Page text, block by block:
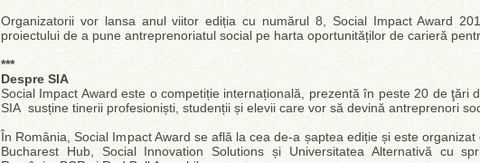
Organizatorii vor lansa anul viitor ediția cu numărul 8, Social Impact Award
proiectului de a pune antreprenoriatul social pe harta oportunităților de carieră
***
Despre SIA
Social Impact Award este o competiție internațională, prezentă în peste 20 de ţări
SIA susține tinerii profesioniști, studenții și elevii care vor să devină antreprenori
În România, Social Impact Award se află la cea de-a șaptea ediție și este
Bucharest Hub, Social Innovation Solutions și Universitatea Alternativă cu